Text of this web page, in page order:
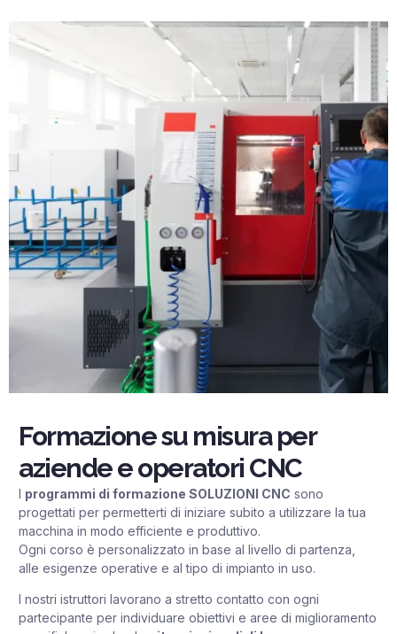
Formazione su misura per
aziende e operatori CNC
I programmi di formazione SOLUZIONI CNC sono
progettati per permetterti di iniziare subito a utilizzare la tua
macchina in modo efficiente e produttivo.
Ogni corso è personalizzato in base al livello di partenza,
alle esigenze operative e al tipo di impianto in uso.
I nostri istruttori lavorano a stretto contatto con ogni
partecipante per individuare obiettivi e aree di miglioramento